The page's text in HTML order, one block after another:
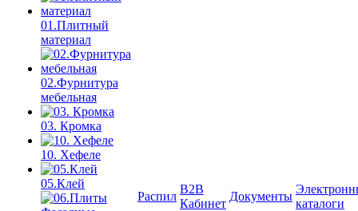
01.Плитный
материал
02.Фурнитура
мебельная
03. Кромка
10. Хефеле
05.Клей
Распил
B2B
Кабинет
Документы
каталоги